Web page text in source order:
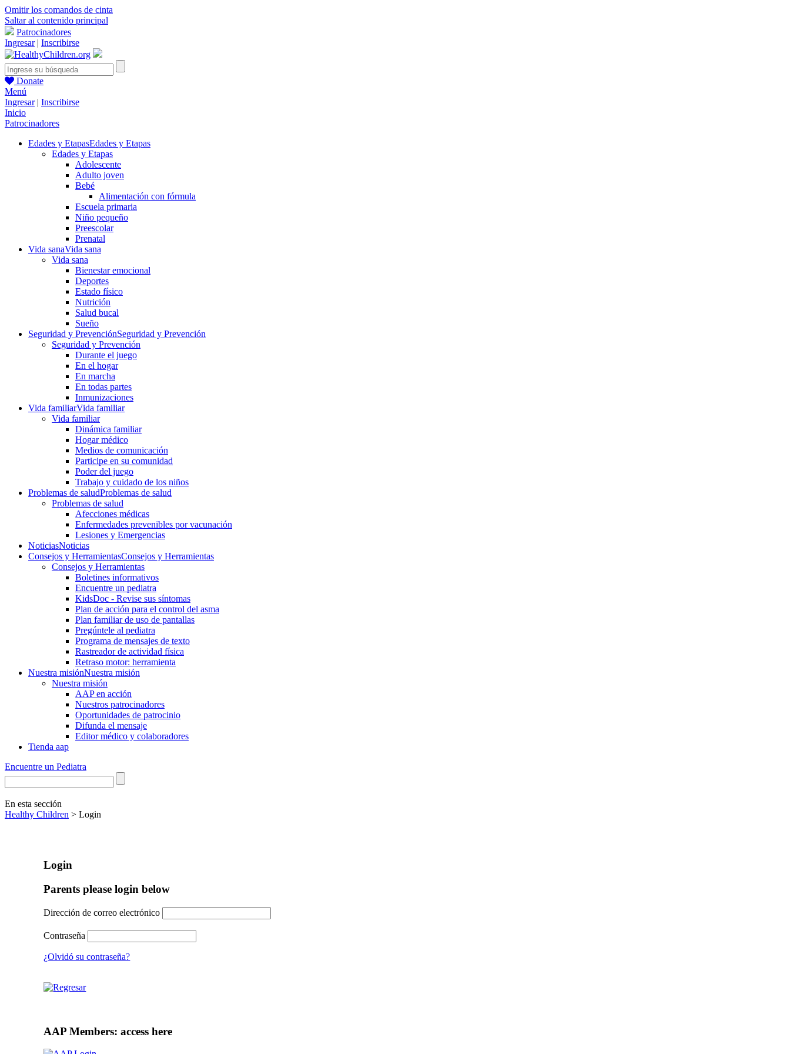
Omitir los comandos de cinta
Saltar al contenido principal
Patrocinadores
Ingresar| Inscribirse
Donate
Menú
Ingresar| Inscribirse
Inicio
Patrocinadores
Edades y EtapasEdades y Etapas
Edades y Etapas
Adolescente
Adulto joven
Bebé
Alimentación con fórmula
Escuela primaria
Niño pequeño
Preescolar
Prenatal
Vida sanaVida sana
Vida sana
Bienestar emocional
Deportes
Estado físico
Nutrición
Salud bucal
Sueño
Seguridad y PrevenciónSeguridad y Prevención
Seguridad y Prevención
Durante el juego
En el hogar
En marcha
En todas partes
Inmunizaciones
Vida familiarVida familiar
Vida familiar
Dinámica familiar
Hogar médico
Medios de comunicación
Participe en su comunidad
Poder del juego
Trabajo y cuidado de los niños
Problemas de saludProblemas de salud
Problemas de salud
Afecciones médicas
Enfermedades prevenibles por vacunación
Lesiones y Emergencias
NoticiasNoticias
Consejos y HerramientasConsejos y Herramientas
Consejos y Herramientas
Boletines informativos
Encuentre un pediatra
KidsDoc - Revise sus síntomas
Plan de acción para el control del asma
Plan familiar de uso de pantallas
Pregúntele al pediatra
Programa de mensajes de texto
Rastre​​ador de activida​d física
Retraso motor: herramienta
Nuestra misiónNuestra misión
Nuestra misión
AAP en acción
Nuestros patrocinadores
Oportunidades de patrocinio
Difunda el mensaje
Editor médico y colaboradores
Tienda aap
Encuentre un Pediatra
En esta sección
Healthy Children > Login
Login
Parents please login below
Dirección de correo electrónico
Contraseña
¿Olvidó su contraseña?
AAP Members: access here